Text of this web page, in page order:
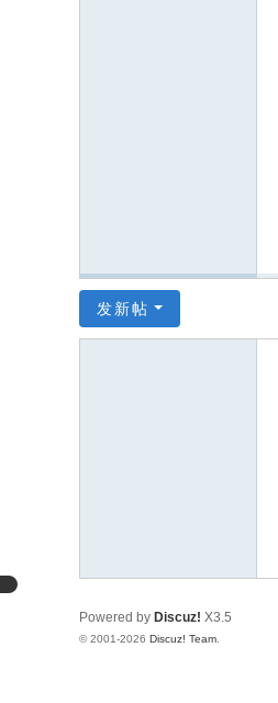
发新帖
Powered by Discuz! X3.5
© 2001-2026 Discuz! Team